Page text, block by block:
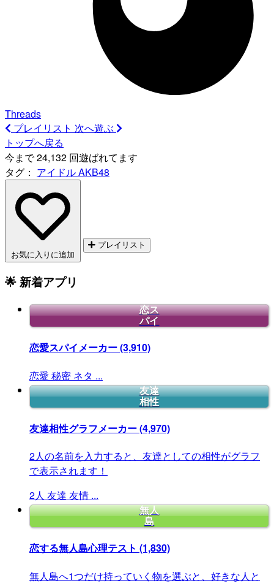
Threads
プレイリスト 次へ遊ぶ
トップへ戻る
今まで 24,132 回遊ばれてます
タグ： アイドルAKB48
お気に入りに追加
プレイリスト
🌟 新着アプリ
恋ス
パイ
恋愛スパイメーカー(3,910)
恋愛 秘密 ネタ ...
友達
相性
友達相性グラフメーカー(4,970)
2人の名前を入力すると、友達としての相性がグラフ
で表示されます！
2人 友達 友情 ...
無人
島
恋する無人島心理テスト (1,830)
無人島へ1つだけ持っていく物を選ぶと、好きな人と